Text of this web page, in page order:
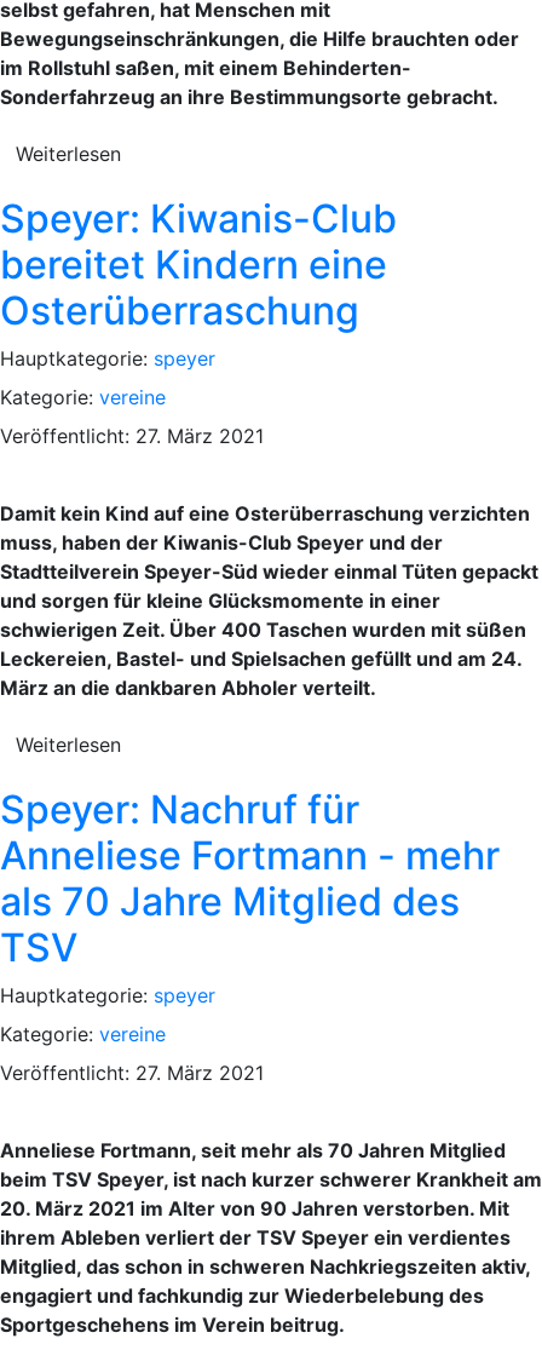
selbst gefahren, hat Menschen mit
Bewegungseinschränkungen, die Hilfe brauchten oder
im Rollstuhl saßen, mit einem Behinderten-
Sonderfahrzeug an ihre Bestimmungsorte gebracht.
Weiterlesen
Speyer: Kiwanis-Club
bereitet Kindern eine
Osterüberraschung
Hauptkategorie: speyer
Kategorie: vereine
Veröffentlicht: 27. März 2021
Damit kein Kind auf eine Osterüberraschung verzichten
muss, haben der Kiwanis-Club Speyer und der
Stadtteilverein Speyer-Süd wieder einmal Tüten gepackt
und sorgen für kleine Glücksmomente in einer
schwierigen Zeit. Über 400 Taschen wurden mit süßen
Leckereien, Bastel- und Spielsachen gefüllt und am 24.
März an die dankbaren Abholer verteilt.
Weiterlesen
Speyer: Nachruf für
Anneliese Fortmann - mehr
als 70 Jahre Mitglied des
TSV
Hauptkategorie: speyer
Kategorie: vereine
Veröffentlicht: 27. März 2021
Anneliese Fortmann, seit mehr als 70 Jahren Mitglied
beim TSV Speyer, ist nach kurzer schwerer Krankheit am
20. März 2021 im Alter von 90 Jahren verstorben. Mit
ihrem Ableben verliert der TSV Speyer ein verdientes
Mitglied, das schon in schweren Nachkriegszeiten aktiv,
engagiert und fachkundig zur Wiederbelebung des
Sportgeschehens im Verein beitrug.